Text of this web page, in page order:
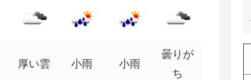
厚い雲 小雨 小雨
曇りが
ち